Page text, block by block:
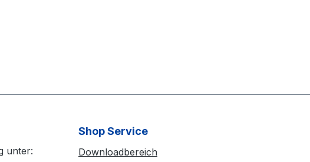
unter:
Shop Service
Downloadbereich